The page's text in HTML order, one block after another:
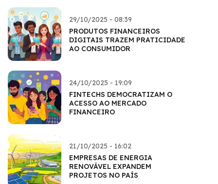
29/10/2025 - 08:39
PRODUTOS FINANCEIROS
DIGITAIS TRAZEM PRATICIDADE
AO CONSUMIDOR
24/10/2025 - 19:09
FINTECHS DEMOCRATIZAM O
ACESSO AO MERCADO
FINANCEIRO
21/10/2025 - 16:02
EMPRESAS DE ENERGIA
RENOVÁVEL EXPANDEM
PROJETOS NO PAÍS